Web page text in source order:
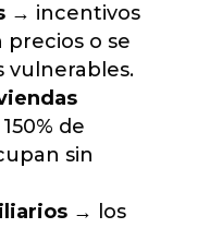
→ incentivos
precios o se
vulnerables.
de
sin
→ los